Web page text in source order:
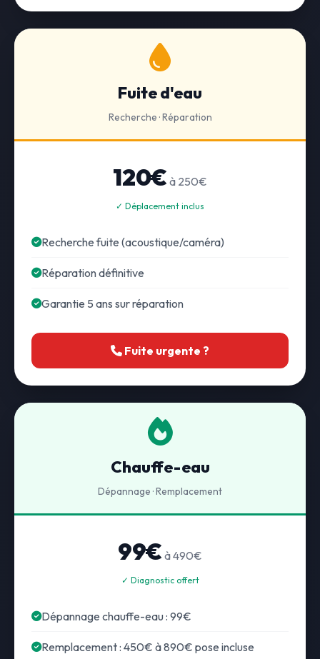
Fuite d'eau
Recherche · Réparation
120€ à 250€
✓ Déplacement inclus
Recherche fuite (acoustique/caméra)
Réparation définitive
Garantie 5 ans sur réparation
Fuite urgente ?
Chauffe-eau
Dépannage · Remplacement
99€ à 490€
✓ Diagnostic offert
Dépannage chauffe-eau : 99€
Remplacement : 450€ à 890€ pose incluse